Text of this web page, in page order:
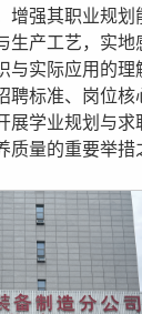
强其职业规划
产工艺，实
实际应用的
标准、岗位
学业规划与求
量的重要举